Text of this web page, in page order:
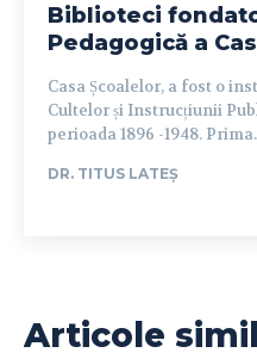
Biblioteci
Pedagogică a
Casa Școalelor, a fost o
Cultelor și Instrucțiunii
perioada 1896 -1948.
DR. TITUS LATEȘ
Articole